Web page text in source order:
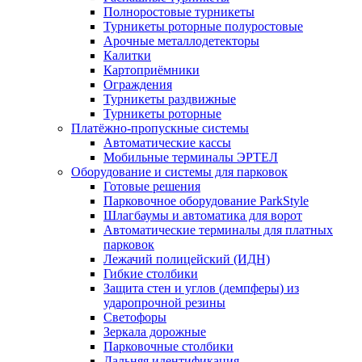
Полноростовые турникеты
Турникеты роторные полуростовые
Арочные металлодетекторы
Калитки
Картоприёмники
Ограждения
Турникеты раздвижные
Турникеты роторные
Платёжно-пропускные системы
Автоматические кассы
Мобильные терминалы ЭРТЕЛ
Оборудование и системы для парковок
Готовые решения
Парковочное оборудование ParkStyle
Шлагбаумы и автоматика для ворот
Автоматические терминалы для платных
парковок
Лежачий полицейский (ИДН)
Гибкие столбики
Защита стен и углов (демпферы) из
ударопрочной резины
Светофоры
Зеркала дорожные
Парковочные столбики